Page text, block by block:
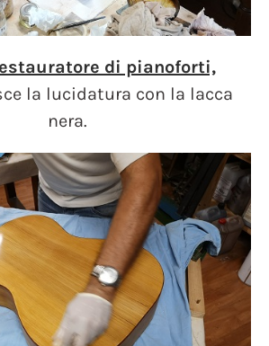
di pianoforti,
la lucidatura con la lacca
nera.